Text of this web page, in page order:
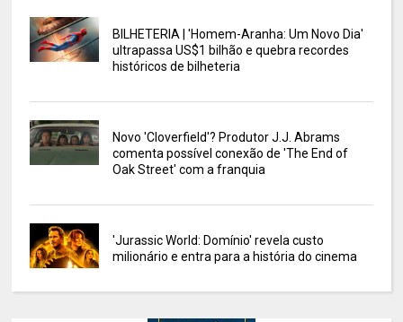
BILHETERIA | 'Homem-Aranha: Um Novo Dia'
ultrapassa US$1 bilhão e quebra recordes
históricos de bilheteria
Novo 'Cloverfield'? Produtor J.J. Abrams
comenta possível conexão de 'The End of
Oak Street' com a franquia
'Jurassic World: Domínio' revela custo
milionário e entra para a história do cinema